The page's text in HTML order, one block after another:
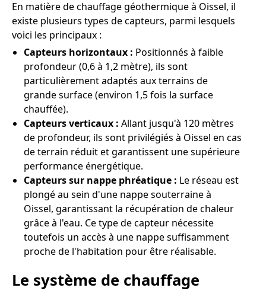
En matière de chauffage géothermique à Oissel, il
existe plusieurs types de capteurs, parmi lesquels
voici les principaux :
Capteurs horizontaux : Positionnés à faible
profondeur (0,6 à 1,2 mètre), ils sont
particulièrement adaptés aux terrains de
grande surface (environ 1,5 fois la surface
chauffée).
Capteurs verticaux : Allant jusqu'à 120 mètres
de profondeur, ils sont privilégiés à Oissel en cas
de terrain réduit et garantissent une supérieure
performance énergétique.
Capteurs sur nappe phréatique : Le réseau est
plongé au sein d'une nappe souterraine à
Oissel, garantissant la récupération de chaleur
grâce à l'eau. Ce type de capteur nécessite
toutefois un accès à une nappe suffisamment
proche de l'habitation pour être réalisable.
Le système de chauffage